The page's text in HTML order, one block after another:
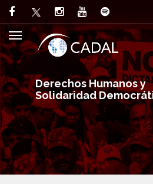
Derechos Humanos y
Solidaridad